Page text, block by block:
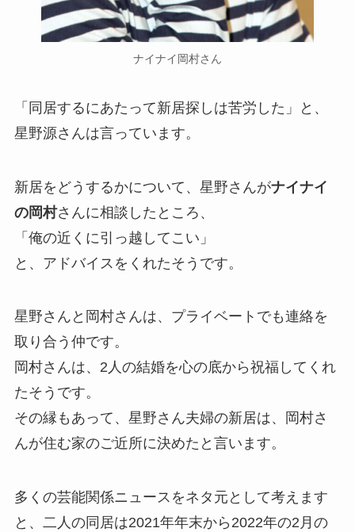
ナイナイ岡村さん
「同居するにあたって新居探しは苦労した」と、
星野源さんは言っています。
新居をどうするかについて、星野さんがナイナイ
の岡村さんに相談したところ、
「俺の近くに引っ越してこい」
と、アドバイスをくれたそうです。
星野さんと岡村さんは、プライベートでも連絡を
取り合う仲です。
岡村さんは、2人の結婚を心の底から祝福してくれ
たそうです。
その縁もあって、星野さん夫婦の新居は、岡村さ
んが住む家のご近所に決めたと言います。
多くの芸能関係ニュースをネタ元として考えます
と、二人の同居は2021年年末から2022年の2月の